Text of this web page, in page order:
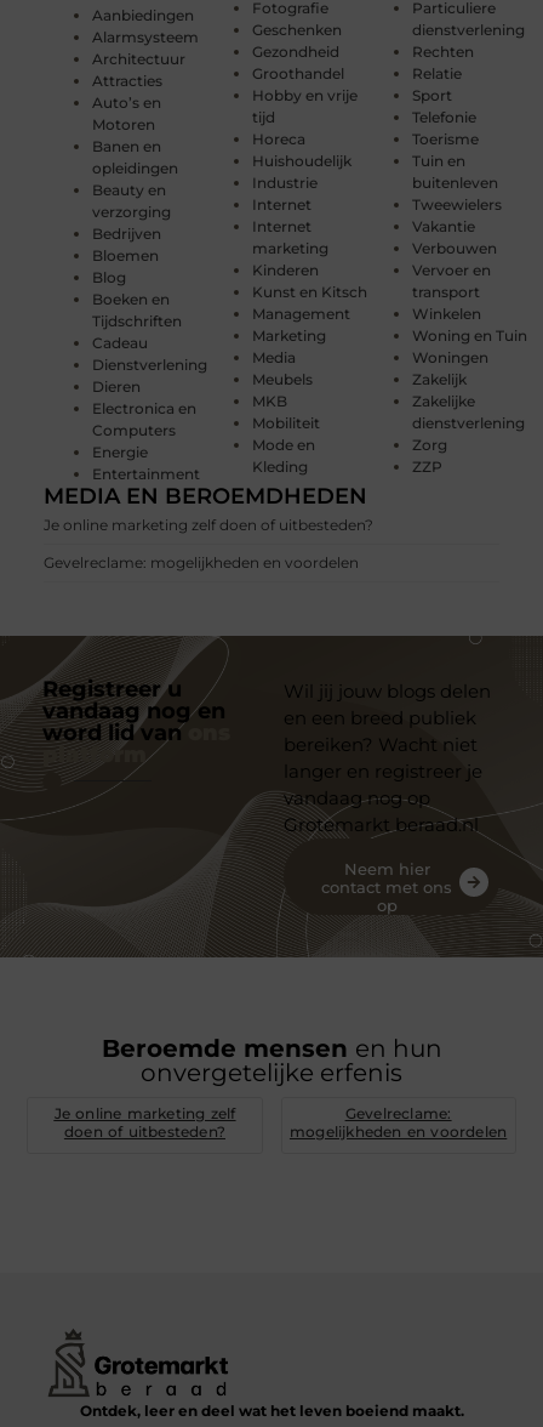
Aanbiedingen
Alarmsysteem
Architectuur
Attracties
Auto’s en
Motoren
Banen en
opleidingen
Beauty en
verzorging
Bedrijven
Bloemen
Blog
Boeken en
Tijdschriften
Cadeau
Dienstverlening
Dieren
Electronica en
Computers
Energie
Entertainment
Fotografie
Geschenken
Gezondheid
Groothandel
Hobby en vrije
tijd
Horeca
Huishoudelijk
Industrie
Internet
Internet
marketing
Kinderen
Kunst en Kitsch
Management
Marketing
Media
Meubels
MKB
Mobiliteit
Mode en
Kleding
Particuliere
dienstverlening
Rechten
Relatie
Sport
Telefonie
Toerisme
Tuin en
buitenleven
Tweewielers
Vakantie
Verbouwen
Vervoer en
transport
Winkelen
Woning en Tuin
Woningen
Zakelijk
Zakelijke
dienstverlening
Zorg
ZZP
MEDIA EN BEROEMDHEDEN
Je online marketing zelf doen of uitbesteden?
Gevelreclame: mogelijkheden en voordelen
Registreer u
vandaag nog en
word lid van
platform
Wil jij jouw blogs delen
en een breed publiek
bereiken? Wacht niet
langer en registreer je
vandaag nog op
Grotemarkt beraad.nl
Neem hier
contact met ons
op
Beroemde mensen en hun
onvergetelijke erfenis
Je online marketing zelf
doen of uitbesteden?
Gevelreclame:
mogelijkheden en voordelen
Ontdek, leer en deel wat het leven boeiend maakt.